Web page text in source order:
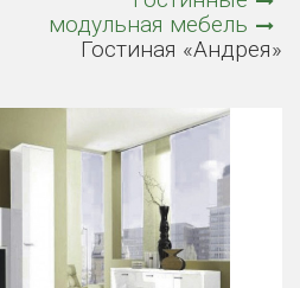
модульная мебель
Гостиная «Андрея»